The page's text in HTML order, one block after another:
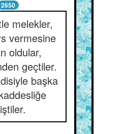
2650
melekler,
vermesine
oldular,
geçtiler.
başka